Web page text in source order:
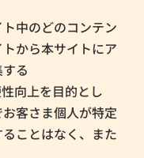
中のどのコンテン
から本サイトにア
る
向上を目的とし
客さま個人が特定
ことはなく、また